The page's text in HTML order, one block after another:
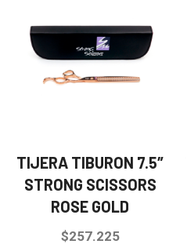
TIJERA TIBURON 7.5″
STRONG SCISSORS
ROSE GOLD
$257.225